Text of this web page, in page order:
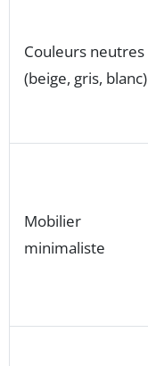
Couleurs neutres
(beige, gris, blanc)
Mobilier
minimaliste